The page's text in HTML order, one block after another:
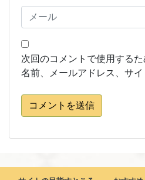
次回のコメントで使用する
名前、メールアドレス、サイ
コメントを送信